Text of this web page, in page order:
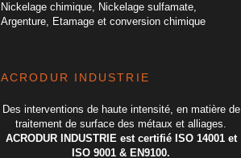
Nickelage chimique, Nickelage sulfamate,
Argenture, Etamage et conversion chimique
ACRODUR INDUSTRIE
Des interventions de haute intensité, en matière de
traitement de surface des métaux et alliages.
ACRODUR INDUSTRIE est certifié ISO 14001 et
ISO 9001 & EN9100.